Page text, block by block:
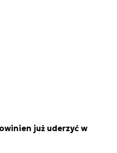
już uderzyć w